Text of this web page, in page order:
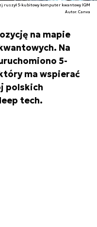
ruszył 5-kubitowy komputer kwantowy IQM
Autor. Canva
na mapie
Na
5-
ma wspierać
polskich
tech.